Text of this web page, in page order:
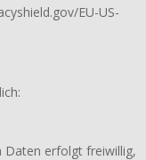
EU-US-
Daten erfolgt freiwillig,